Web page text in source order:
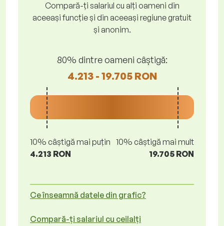
Compară-ți salariul cu alți oameni din
aceeași funcție și din aceeași regiune gratuit
și anonim.
80% dintre oameni câștigă:
4.213 - 19.705 RON
10% câștigă mai puțin
4.213 RON
10% câștigă mai mult
19.705 RON
Ce înseamnă datele din grafic?
Compară-ți salariul cu ceilalți